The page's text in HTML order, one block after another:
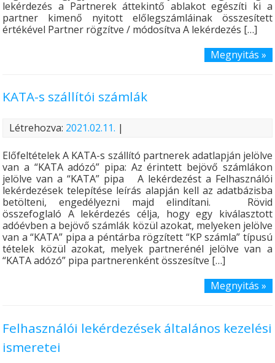
lekérdezés a Partnerek áttekintő ablakot egészíti ki a
partner kimenő nyitott előlegszámláinak összesített
értékével Partner rögzítve / módosítva A lekérdezés […]
Megnyitás »
KATA-s szállítói számlák
Létrehozva: 2021.02.11. |
Előfeltételek A KATA-s szállító partnerek adatlapján jelölve
van a “KATA adózó” pipa: Az érintett bejövő számlákon
jelölve van a “KATA” pipa A lekérdezést a Felhasználói
lekérdezések telepítése leírás alapján kell az adatbázisba
betölteni, engedélyezni majd elindítani. Rövid
összefoglaló A lekérdezés célja, hogy egy kiválasztott
adóévben a bejövő számlák közül azokat, melyeken jelölve
van a “KATA” pipa a péntárba rögzített “KP számla” típusú
tételek közül azokat, melyek partnerénél jelölve van a
“KATA adózó” pipa partnerenként összesítve […]
Megnyitás »
Felhasználói lekérdezések általános kezelési
ismeretei